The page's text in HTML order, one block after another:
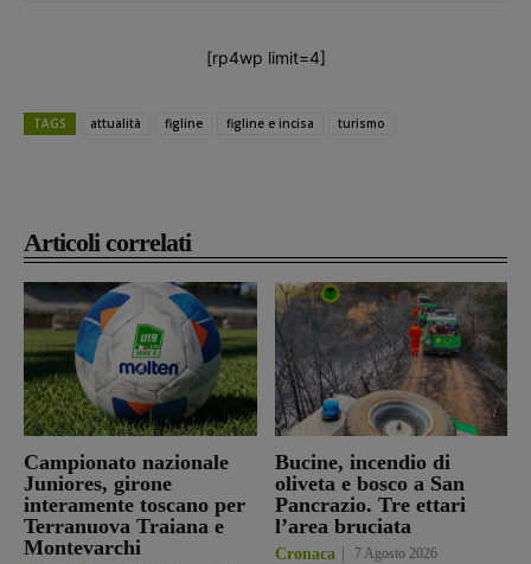
Articoli correlati
Campionato nazionale
Juniores, girone
interamente toscano per
Terranuova Traiana e
Montevarchi
Bucine, incendio di
oliveta e bosco a San
Pancrazio. Tre ettari
l’area bruciata
Cronaca 7 Agosto 2026
[rp4wp limit=4]
TAGS attualità figline figline e incisa turismo